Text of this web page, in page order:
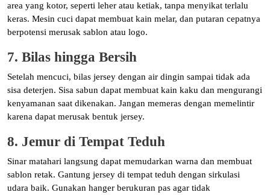
area yang kotor, seperti leher atau ketiak, tanpa menyikat terlalu
keras. Mesin cuci dapat membuat kain melar, dan putaran cepatnya
berpotensi merusak sablon atau logo.
7. Bilas hingga Bersih
Setelah mencuci, bilas jersey dengan air dingin sampai tidak ada
sisa deterjen. Sisa sabun dapat membuat kain kaku dan mengurangi
kenyamanan saat dikenakan. Jangan memeras dengan memelintir
karena dapat merusak bentuk jersey.
8. Jemur di Tempat Teduh
Sinar matahari langsung dapat memudarkan warna dan membuat
sablon retak. Gantung jersey di tempat teduh dengan sirkulasi
udara baik. Gunakan hanger berukuran pas agar tidak